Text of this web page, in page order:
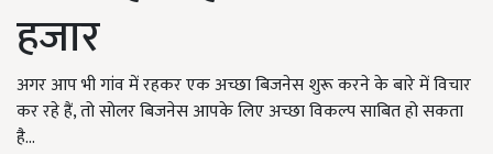
हजार
अगर आप भी गांव में रहकर एक अच्छा बिजनेस शुरू करने के बारे में विचार
कर रहे हैं, तो सोलर बिजनेस आपके लिए अच्छा विकल्प साबित हो सकता
है...